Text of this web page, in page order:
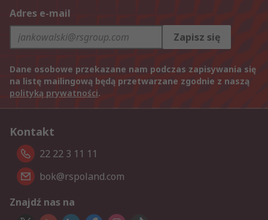
Adres e-mail
Zapisz się
Dane osobowe przekazane nam podczas zapisywania się
na listę mailingową będą przetwarzane zgodnie z naszą
polityką prywatności.
Kontakt
22 22 3 11 11
bok@rspoland.com
Znajdź nas na